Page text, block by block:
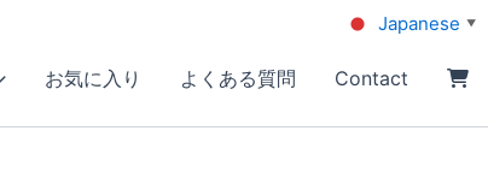
お気に入り よくある質問 Contact
Japanese ▼